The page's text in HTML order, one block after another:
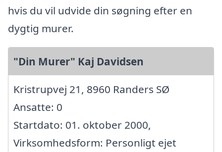
hvis du vil udvide din søgning efter en
dygtig murer.
"Din Murer" Kaj Davidsen
Kristrupvej 21, 8960 Randers SØ
Ansatte: 0
Startdato: 01. oktober 2000,
Virksomhedsform: Personligt ejet